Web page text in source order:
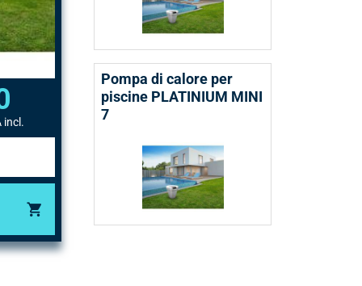
incl.
Pompa di calore per
piscine PLATINIUM MINI
7